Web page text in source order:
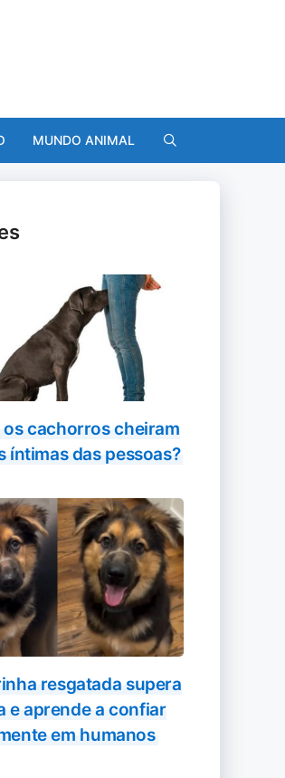
MUNDO ANIMAL
os cachorros cheiram
íntimas das pessoas?
resgatada supera
e aprende a confiar
em humanos